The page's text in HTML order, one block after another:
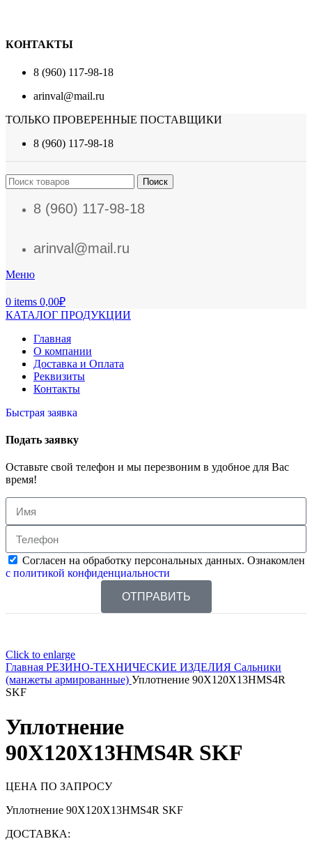
КОНТАКТЫ
8 (960) 117-98-18
arinval@mail.ru
ТОЛЬКО ПРОВЕРЕННЫЕ ПОСТАВЩИКИ
8 (960) 117-98-18
Поиск
8 (960) 117-98-18
arinval@mail.ru
Меню
0 items 0,00₽
КАТАЛОГ ПРОДУКЦИИ
Главная
О компании
Доставка и Оплата
Реквизиты
Контакты
Быстрая заявка
Подать заявку
Оставьте свой телефон и мы перезвоним в удобное для Вас
время!
Согласен на обработку персональных данных. Ознакомлен
с политикой конфиденциальности
ОТПРАВИТЬ
Click to enlarge
Главная РЕЗИНО-ТЕХНИЧЕСКИЕ ИЗДЕЛИЯ Сальники
(манжеты армированные) Уплотнение 90X120X13HMS4R
SKF
Уплотнение
90X120X13HMS4R SKF
ЦЕНА ПО ЗАПРОСУ
Уплотнение 90X120X13HMS4R SKF
ДОСТАВКА: